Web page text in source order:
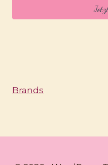
Brands